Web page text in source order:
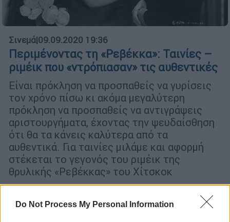
Do Not Process My Personal Information
Σινεμά|09.09.2020 19:36
Περιμένοντας τη «Ρεβέκκα»: Ταινίες –
ριμέικ που «ντρόπιασαν» τις αυθεντικές
Είναι πρόκληση να προσπαθείς να γυρίσεις
τον χρόνο πίσω κι ακόμα μεγαλύτερη
πρόκληση να προσπαθείς να αντιγράψεις
αριστουργήματα, έχοντας την ψευδαίσθηση
ότι θα τα κάνεις καλύτερα από τα
αυθεντικά. Για ταινίες μιλάμε και αφορμή
στέκεται το γεγονός του ριμέικ της
θρυλικής «Ρεβέκκας» του Χίτσκοκ